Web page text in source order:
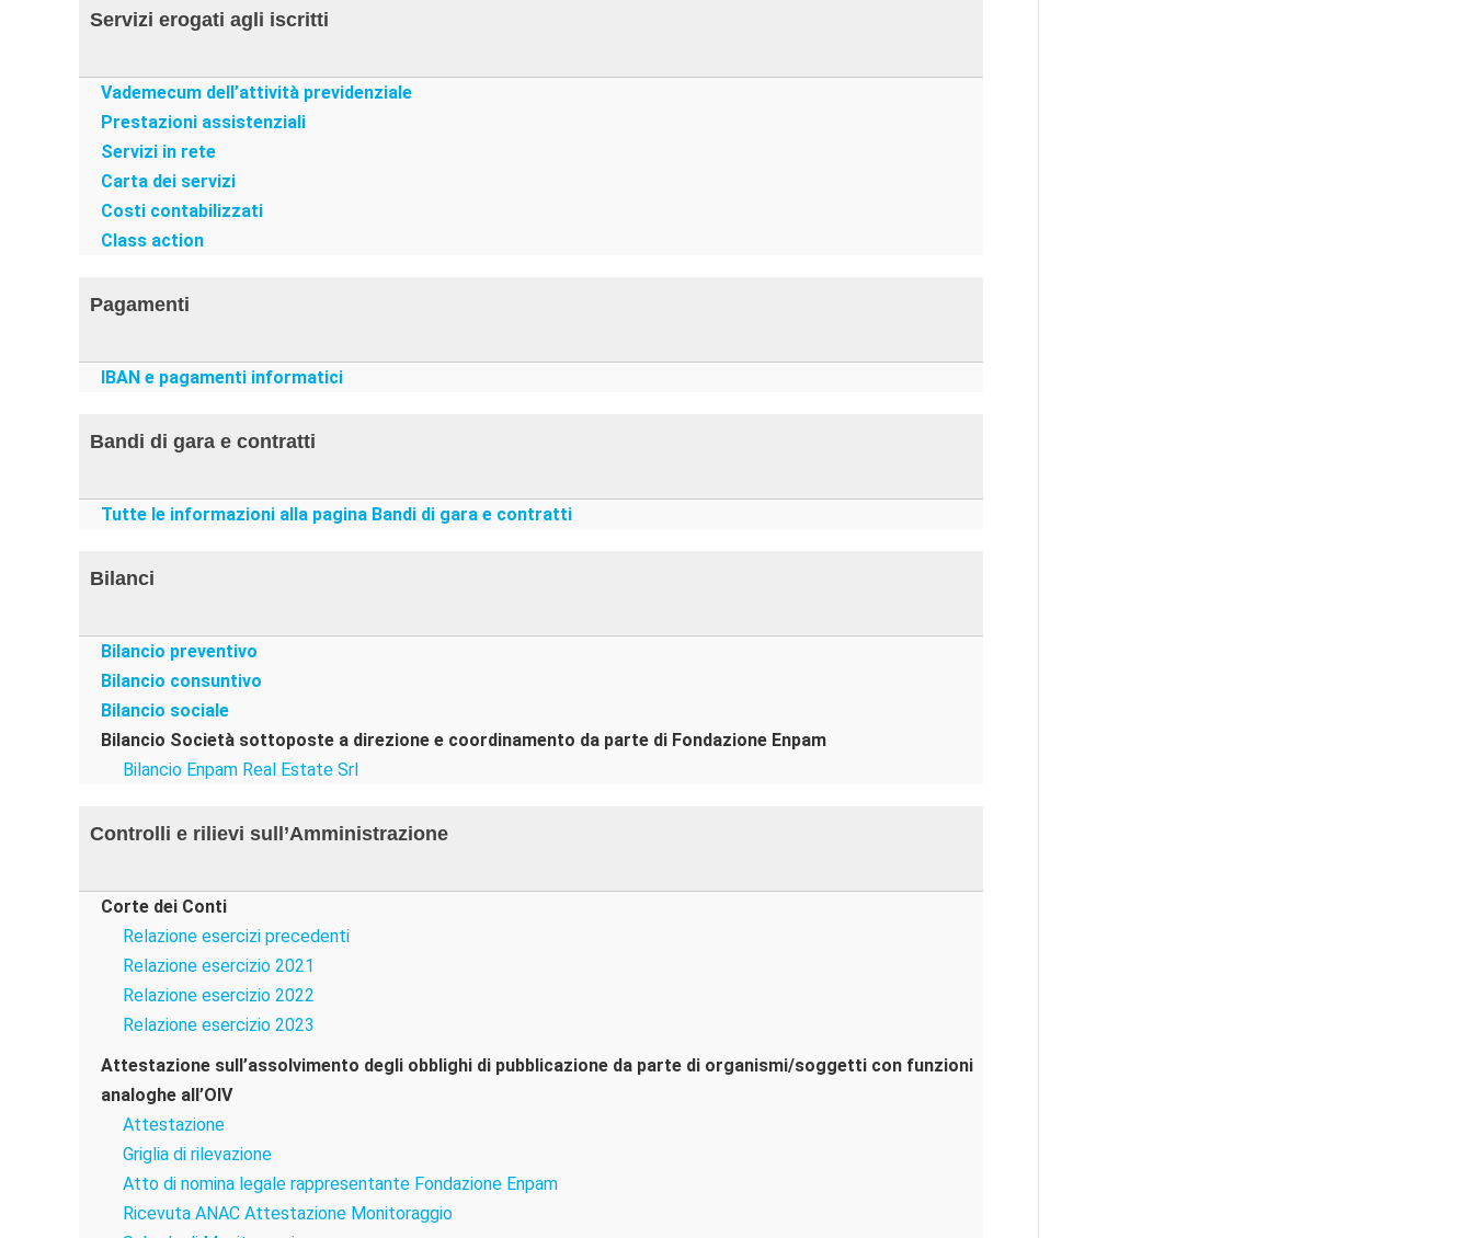
Servizi erogati agli iscritti
Vademecum dell’attività previdenziale
Prestazioni assistenziali
Servizi in rete
Carta dei servizi
Costi contabilizzati
Class action
Pagamenti
IBAN e pagamenti informatici
Bandi di gara e contratti
Tutte le informazioni alla pagina Bandi di gara e contratti
Bilanci
Bilancio preventivo
Bilancio consuntivo
Bilancio sociale
Bilancio Società sottoposte a direzione e coordinamento da parte di Fondazione Enpam
Bilancio Enpam Real Estate Srl
Controlli e rilievi sull’Amministrazione
Corte dei Conti
Relazione esercizi precedenti
Relazione esercizio 2021
Relazione esercizio 2022
Relazione esercizio 2023
Attestazione sull’assolvimento degli obblighi di pubblicazione da parte di organismi/soggetti con funzioni
analoghe all’OIV
Attestazione
Griglia di rilevazione
Atto di nomina legale rappresentante Fondazione Enpam
Ricevuta ANAC Attestazione Monitoraggio